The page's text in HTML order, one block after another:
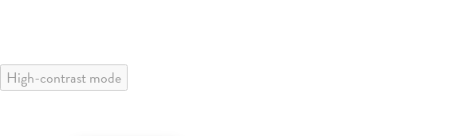
High-contrast mode